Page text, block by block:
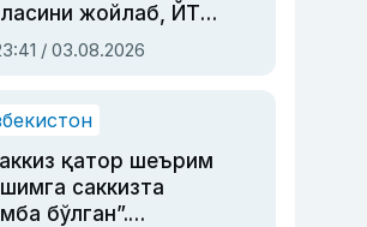
жойлаб, ЙТҲ
этган аёлга суд
ўқилди
/ 03.08.2026
қатор шеърим
саккизта
бўлган”.